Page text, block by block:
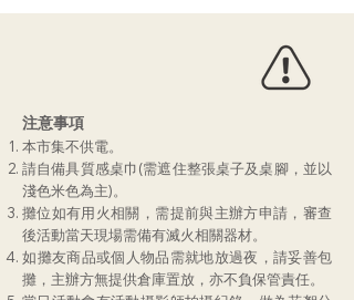
注意事項
本市集不供電。
請自備具質感桌巾(需遮住整張桌子及桌腳，並以
淺色米色為主)。
攤位如有用火相關，需提前與主辦方申請，審查
後活動當天現場需備有滅火相關器材。
​如攤友商品或個人物品需就地放過夜，請妥善包
攤，主辦方無提供倉庫置放，亦不負保管責任。